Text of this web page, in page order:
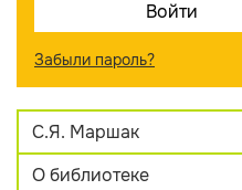
Забыли пароль?
С.Я. Маршак
О библиотеке